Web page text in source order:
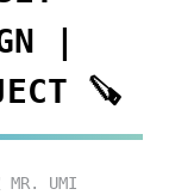
|
🪚
MR. UMI